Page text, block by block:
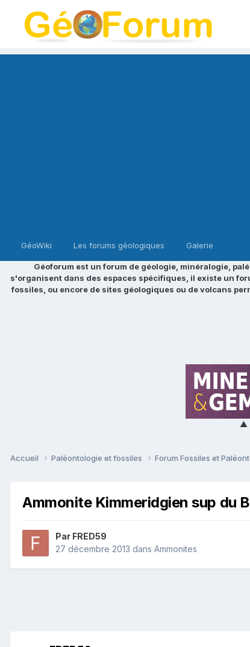
GéoWiki Les forums géologiques Galerie
Géoforum est un forum de géologie, minéralogie,
s'organisent dans des espaces spécifiques, il existe un
fossiles, ou encore de sites géologiques ou de volcans
▲
Accueil Paléontologie et fossiles Forum Fossiles et
Ammonite Kimmeridgien sup du
Par FRED59
27 décembre 2013 dans Ammonites